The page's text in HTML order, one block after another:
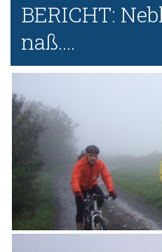
BERICHT:
naß....